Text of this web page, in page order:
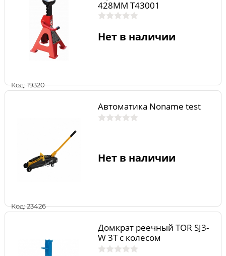
Код: 19320
428MM T43001
Нет в наличии
Код: 23426
Автоматика Noname test
Нет в наличии
Домкрат реечный TOR SJ3-
W 3Т с колесом